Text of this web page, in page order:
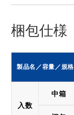
梱包仕様
製品名／容量／規格
入数
中箱